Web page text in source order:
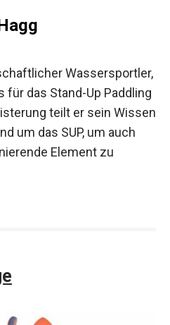
Wassersportler,
das Stand-Up Paddling
teilt er sein Wissen
um das SUP, um auch
Element zu